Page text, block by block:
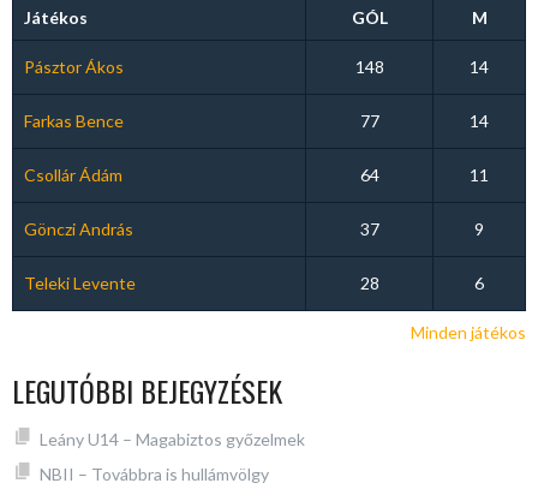
Játékos GÓL M
Pásztor Ákos 148 14
Farkas Bence 77 14
Csollár Ádám 64 11
Gönczi András 37 9
Teleki Levente 28 6
Minden játékos
LEGUTÓBBI BEJEGYZÉSEK
Leány U14 – Magabiztos győzelmek
NBII – Továbbra is hullámvölgy